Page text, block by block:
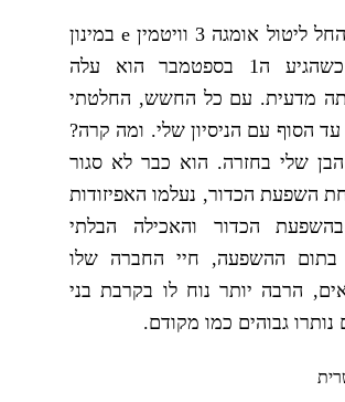
במקביל בני החל ליטול אומגה 3 וויטמין e במינון
הכי גבוה. כשהגיע ה1 בספטמבר הוא עלה
מדעית. עם כל החשש, החלטתי
הסוף עם הניסיון שלי. ומה קרה?
שלי בחזרה. הוא כבר לא סגור
השפעת הכדור, נעלמו האפיזודות
הכדור והאכילה הבלתי
בתום ההשפעה, חיי החברה שלו
הרבה יותר נוח לו בקרבת בני
נותרו גבוהים כמו מקודם.